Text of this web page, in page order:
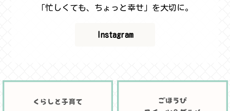
「忙しくても、ちょっと幸せ」を大切に。
Instagram